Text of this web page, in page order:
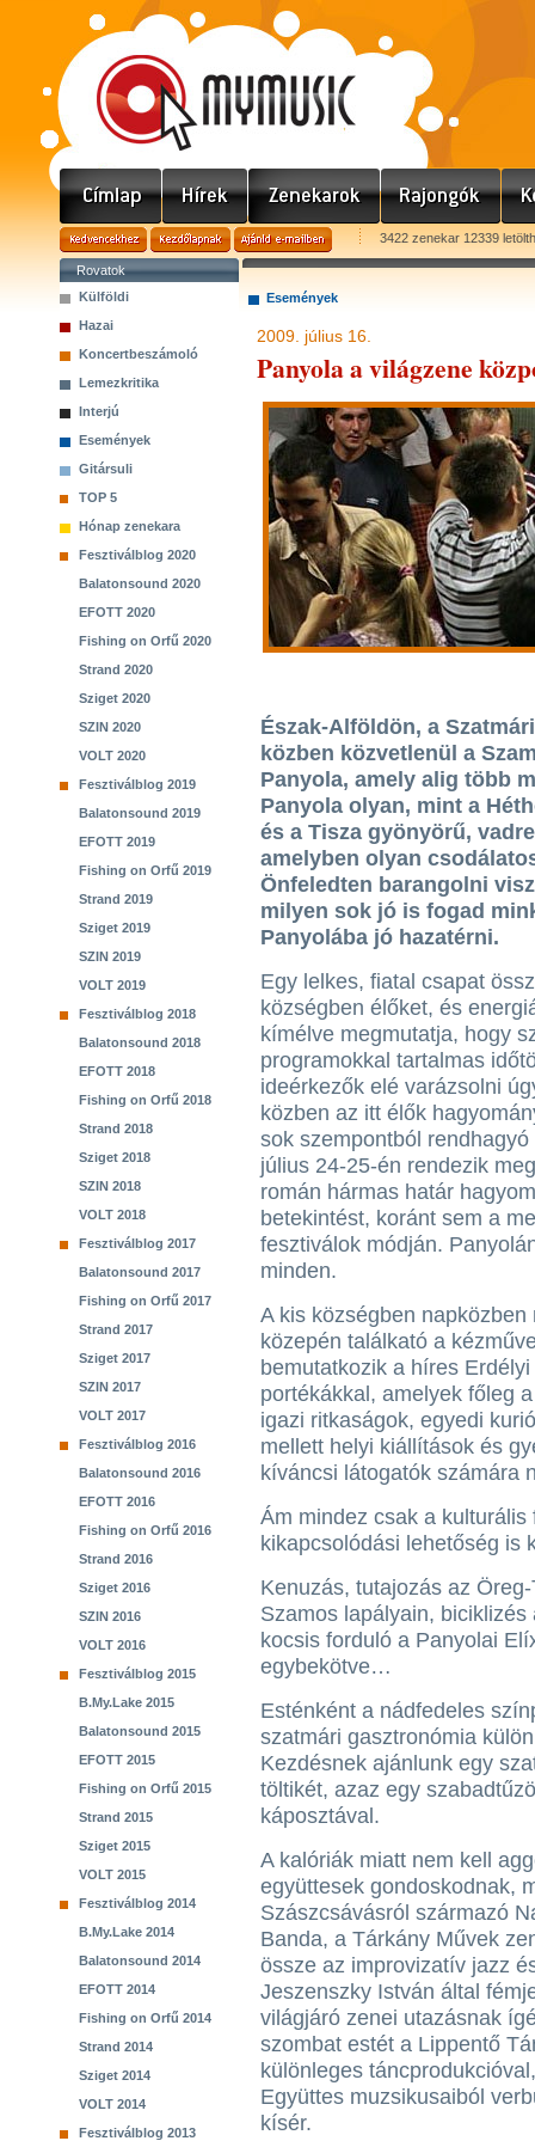
3422 zenekar 12339
Rovatok
Külföldi
Hazai
Koncertbeszámoló
Lemezkritika
Interjú
Események
Gitársuli
TOP 5
Hónap zenekara
Fesztiválblog 2020
Balatonsound 2020
EFOTT 2020
Fishing on Orfű 2020
Strand 2020
Sziget 2020
SZIN 2020
VOLT 2020
Fesztiválblog 2019
Balatonsound 2019
EFOTT 2019
Fishing on Orfű 2019
Strand 2019
Sziget 2019
SZIN 2019
VOLT 2019
Fesztiválblog 2018
Balatonsound 2018
EFOTT 2018
Fishing on Orfű 2018
Strand 2018
Sziget 2018
SZIN 2018
VOLT 2018
Fesztiválblog 2017
Balatonsound 2017
Fishing on Orfű 2017
Strand 2017
Sziget 2017
SZIN 2017
VOLT 2017
Fesztiválblog 2016
Balatonsound 2016
EFOTT 2016
Fishing on Orfű 2016
Strand 2016
Sziget 2016
SZIN 2016
VOLT 2016
Fesztiválblog 2015
B.My.Lake 2015
Balatonsound 2015
EFOTT 2015
Fishing on Orfű 2015
Strand 2015
Sziget 2015
VOLT 2015
Fesztiválblog 2014
B.My.Lake 2014
Balatonsound 2014
EFOTT 2014
Fishing on Orfű 2014
Strand 2014
Sziget 2014
VOLT 2014
Fesztiválblog 2013
Események
2009. július 16.
Panyola a világzene
Észak-Alföldön, a
közben közvetlenül a
Panyola, amely alig több
Panyola olyan, mint a
és a Tisza gyönyörű,
amelyben olyan
Önfeledten barangolni
milyen sok jó is fogad
Panyolába jó hazatérni.
Egy lelkes, fiatal csapat
községben élőket, és
kímélve megmutatja, hogy
programokkal tartalmas
ideérkezők elé varázsolni
közben az itt élők
sok szempontból
július 24-25-én rendezik
román hármas határ
betekintést, koránt sem a
fesztiválok módján.
minden.
A kis községben
közepén találkató a
bemutatkozik a híres
portékákkal, amelyek főleg
igazi ritkaságok, egyedi
mellett helyi kiállítások és
kíváncsi látogatók számára
Ám mindez csak a
kikapcsolódási lehetőség is
Kenuzás, tutajozás az
Szamos lapályain,
kocsis forduló a Panyolai
egybekötve…
Esténként a nádfedeles
szatmári gasztronómia
Kezdésnek ajánlunk egy
töltikét, azaz egy
káposztával.
A kalóriák miatt nem kell
együttesek gondoskodnak,
Szászcsávásról származó
Banda, a Tárkány Művek
össze az improvizatív jazz
Jeszenszky István által
világjáró zenei utazásnak
szombat estét a Lippentő
különleges
Együttes muzsikusaiból
kísér.